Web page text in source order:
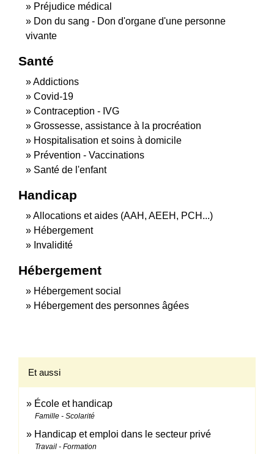
Préjudice médical
Don du sang - Don d'organe d'une personne
vivante
Santé
Addictions
Covid-19
Contraception - IVG
Grossesse, assistance à la procréation
Hospitalisation et soins à domicile
Prévention - Vaccinations
Santé de l'enfant
Handicap
Allocations et aides (AAH, AEEH, PCH...)
Hébergement
Invalidité
Hébergement
Hébergement social
Hébergement des personnes âgées
Et aussi
École et handicap
Famille - Scolarité
Handicap et emploi dans le secteur privé
Travail - Formation